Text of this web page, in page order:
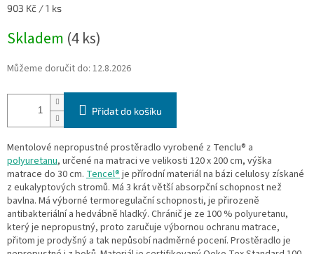
Měrná
903 Kč / 1 ks
Skladem (4 ks)
Můžeme doručit do: 12.8.2026
Přidat do košíku
Mentolové nepropustné prostěradlo vyrobené z Tenclu® a
polyuretanu, určené na matraci ve velikosti 120 x 200 cm, výška
matrace do 30 cm. Tencel®je přírodní materiál na bázi celulosy získané
z eukalyptových stromů. Má 3 krát větší absorpční schopnost než
bavlna. Má výborné termoregulační schopnosti, je přirozeně
antibakteriální a hedvábně hladký. Chránič je ze 100 % polyuretanu,
který je nepropustný, proto zaručuje výbornou ochranu matrace,
přitom je prodyšný a tak nepůsobí nadměrné pocení. Prostěradlo je